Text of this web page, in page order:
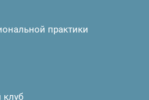
практики
клуб